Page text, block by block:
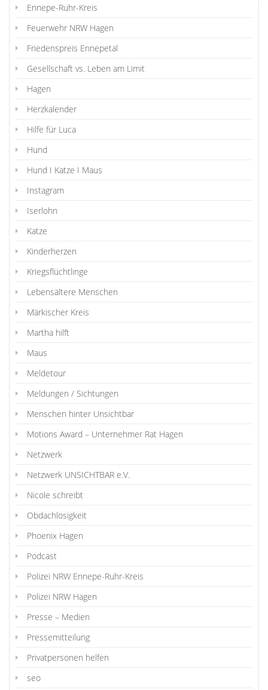
Ennepe-Ruhr-Kreis
Feuerwehr NRW Hagen
Friedenspreis Ennepetal
Gesellschaft vs. Leben am Limit
Hagen
Herzkalender
Hilfe für Luca
Hund
Hund I Katze I Maus
Instagram
Iserlohn
Katze
Kinderherzen
Kriegsflüchtlinge
Lebensältere Menschen
Märkischer Kreis
Martha hilft
Maus
Meldetour
Meldungen / Sichtungen
Menschen hinter Unsichtbar
Motions Award – Unternehmer Rat Hagen
Netzwerk
Netzwerk UNSICHTBAR e.V.
Nicole schreibt
Obdachlosigkeit
Phoenix Hagen
Podcast
Polizei NRW Ennepe-Ruhr-Kreis
Polizei NRW Hagen
Presse – Medien
Pressemitteilung
Privatpersonen helfen
seo